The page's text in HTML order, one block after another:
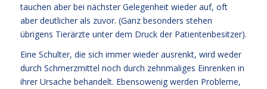
tauchen aber bei nächster Gelegenheit wieder auf, oft
aber deutlicher als zuvor. (Ganz besonders stehen
übrigens Tierärzte unter dem Druck der Patientenbesitzer).
Eine Schulter, die sich immer wieder ausrenkt, wird weder
durch Schmerzmittel noch durch zehnmaliges Einrenken in
ihrer Ursache behandelt. Ebensowenig werden Probleme,